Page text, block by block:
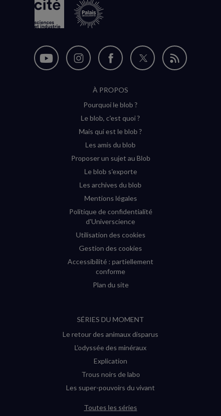
Nous
Nous
Instagram
(nouvelle
Nous
sur
Facebook
(nouvelle
Nous
Flux
À PROPOS
Pourquoi le blob ?
Le blob, c'est quoi ?
Mais qui est le blob ?
Les amis du blob
Proposer un sujet au Blob
Le blob s'exporte
Les archives du blob
Mentions légales
Politique de confidentialité
d'Universcience
Utilisation des cookies
Gestion des cookies
Accessibilité : partiellement
conforme
Plan du site
SÉRIES DU MOMENT
Le retour des animaux disparus
L’odyssée des minéraux
Explication
Trous noirs de labo
Les super-pouvoirs du vivant
Toutes les séries